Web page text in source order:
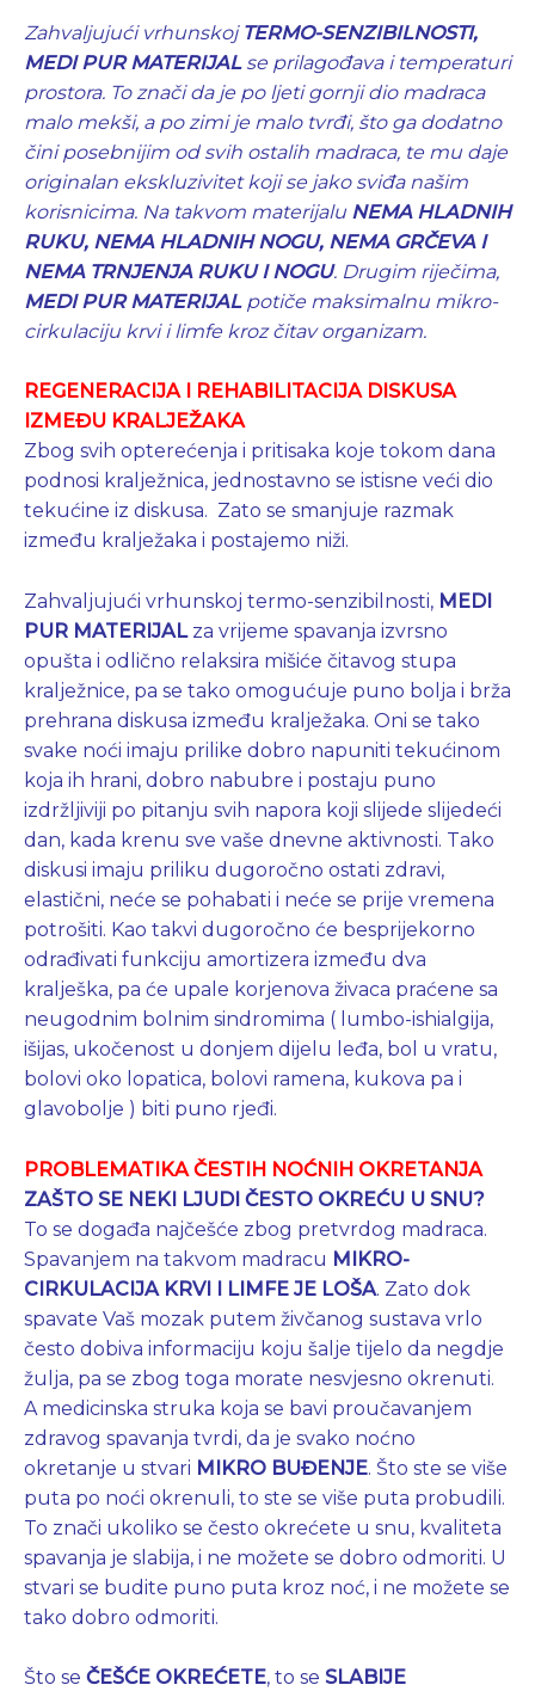
Zahvaljujući vrhunskoj TERMO-SENZIBILNOSTI,
MEDI PUR MATERIJALse prilagođava i temperaturi
prostora. To znači da je po ljeti gornji dio madraca
malo mekši, a po zimi je malo tvrđi, što ga dodatno
čini posebnijim od svih ostalih madraca, te mu daje
originalan ekskluzivitet koji se jako sviđa našim
korisnicima. Na takvom materijalu NEMA HLADNIH
RUKU, NEMA HLADNIH NOGU, NEMA GRČEVA I
NEMA TRNJENJA RUKU I NOGU. Drugim riječima,
MEDI PUR MATERIJALpotiče maksimalnu mikro-
cirkulaciju krvi i limfe kroz čitav organizam.
REGENERACIJA I REHABILITACIJA DISKUSA
IZMEĐU KRALJEŽAKA
Zbog svih opterećenja i pritisaka koje tokom dana
podnosi kralježnica, jednostavno se istisne veći dio
tekućine iz diskusa. Zato se smanjuje razmak
između kralježaka i postajemo niži.
Zahvaljujući vrhunskoj termo-senzibilnosti, MEDI
PUR MATERIJALza vrijeme spavanja izvrsno
opušta i odlično relaksira mišiće čitavog stupa
kralježnice, pa se tako omogućuje puno bolja i brža
prehrana diskusa između kralježaka. Oni se tako
svake noći imaju prilike dobro napuniti tekućinom
koja ih hrani, dobro nabubre i postaju puno
izdržljiviji po pitanju svih napora koji slijede slijedeći
dan, kada krenu sve vaše dnevne aktivnosti. Tako
diskusi imaju priliku dugoročno ostati zdravi,
elastični, neće se pohabati i neće se prije vremena
potrošiti. Kao takvi dugoročno će besprijekorno
odrađivati funkciju amortizera između dva
kralješka, pa će upale korjenova živaca praćene sa
neugodnim bolnim sindromima ( lumbo-ishialgija,
išijas, ukočenost u donjem dijelu leđa, bol u vratu,
bolovi oko lopatica, bolovi ramena, kukova pa i
glavobolje ) biti puno rjeđi.
PROBLEMATIKA ČESTIH NOĆNIH OKRETANJA
ZAŠTO SE NEKI LJUDI ČESTO OKREĆU U SNU?
To se događa najčešće zbog pretvrdog madraca.
Spavanjem na takvom madracu MIKRO-
CIRKULACIJA KRVI I LIMFE JE LOŠA. Zato dok
spavate Vaš mozak putem živčanog sustava vrlo
često dobiva informaciju koju šalje tijelo da negdje
žulja, pa se zbog toga morate nesvjesno okrenuti.
A medicinska struka koja se bavi proučavanjem
zdravog spavanja tvrdi, da je svako noćno
okretanje u stvari MIKRO BUĐENJE. Što ste se više
puta po noći okrenuli, to ste se više puta probudili.
To znači ukoliko se često okrećete u snu, kvaliteta
spavanja je slabija, i ne možete se dobro odmoriti. U
stvari se budite puno puta kroz noć, i ne možete se
tako dobro odmoriti.
Što se ČEŠĆE OKREĆETE, to se SLABIJE